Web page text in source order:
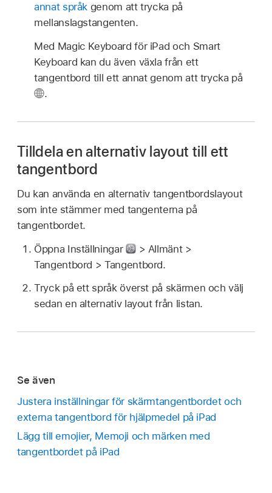
annat språk genom att trycka på
mellanslagstangenten.
Med Magic Keyboard för iPad och Smart
Keyboard kan du även växla från ett
tangentbord till ett annat genom att trycka på
.
Tilldela en alternativ layout till ett
tangentbord
Du kan använda en alternativ tangentbordslayout
som inte stämmer med tangenterna på
tangentbordet.
Öppna Inställningar
> Allmänt >
Tangentbord > Tangentbord.
Tryck på ett språk överst på skärmen och välj
sedan en alternativ layout från listan.
Se även
Justera inställningar för skärmtangentbordet och
externa tangentbord för hjälpmedel på iPad
Lägg till emojier, Memoji och märken med
tangentbordet på iPad